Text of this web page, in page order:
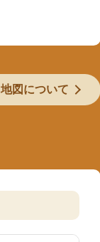
地図について